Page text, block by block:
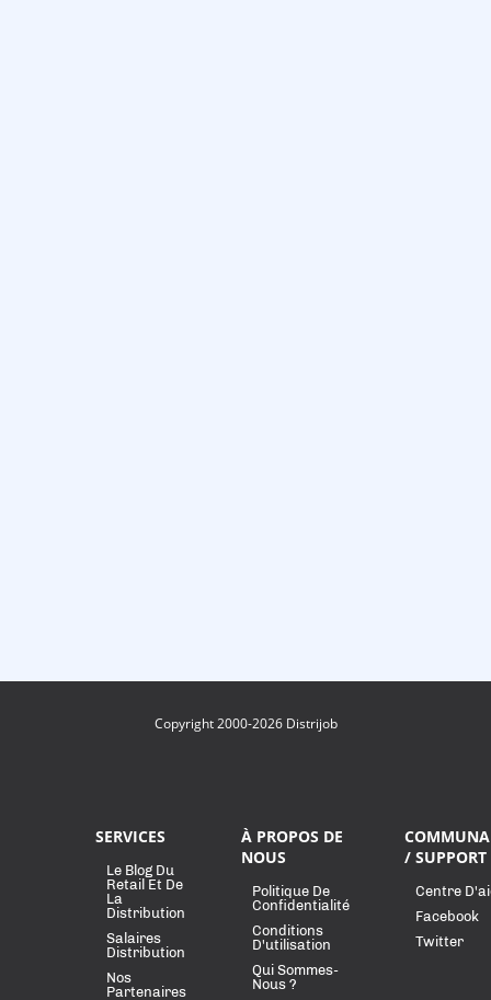
Copyright 2000-2026 Distrijob
SERVICES
Le Blog Du
Retail Et De
La
Distribution
Salaires
Distribution
Nos
Partenaires
À PROPOS DE
NOUS
Politique De
Confidentialité
Conditions
D'utilisation
Qui Sommes-
Nous ?
/ SUPPORT
Centre
Facebook
Twitter